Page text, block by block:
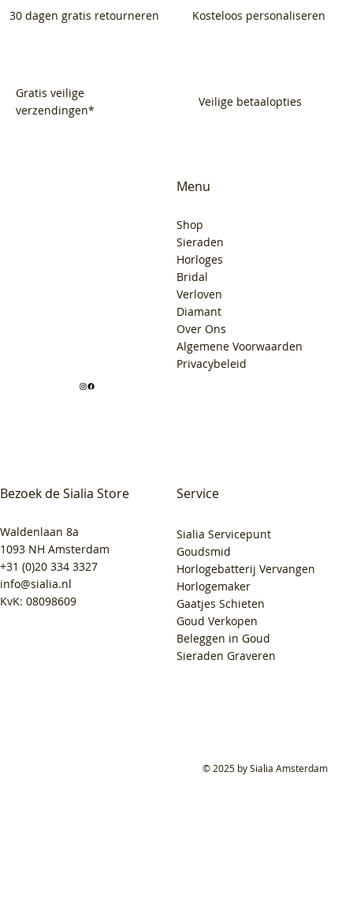
30 dagen gratis retourneren Kosteloos personaliseren
Gratis veilige
verzendingen*
Veilige betaalopties
Bezoek de Sialia Store
Waldenlaan 8a
1093 NH Amsterdam
+31 (0)20 334 3327
info@sialia.nl
KvK: 08098609
Menu
Shop
Sieraden
Horloges
Bridal
Verloven
Diamant
Over Ons
Algemene Voorwaarden
Privacybeleid
Service
Sialia Servicepunt
Goudsmid
Horlogebatterij Vervangen
Horlogemaker
Gaatjes Schieten
Goud Verkopen
Beleggen in Goud
Sieraden Graveren
© 2025 by Sialia Amsterdam